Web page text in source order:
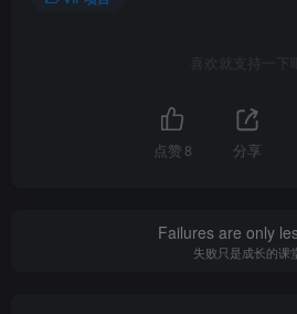
喜欢就支持一下
点赞 8 分享
Failures are only
失败只是成长的课